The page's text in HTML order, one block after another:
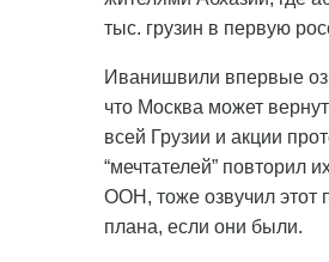
тыс. грузин в первую
Иванишвили впервые
что Москва может
всей Грузии и акции
“мечтателей” повторил
ООН, тоже озвучил этот
плана, если они были.